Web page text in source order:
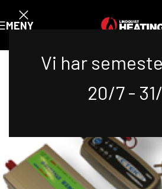
Vi har
20/7 -
MENY